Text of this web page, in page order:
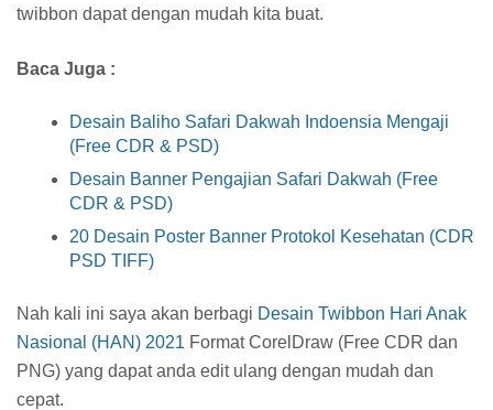
twibbon dapat dengan mudah kita buat.
Baca Juga :
Desain Baliho Safari Dakwah Indoensia Mengaji
(Free CDR & PSD)
Desain Banner Pengajian Safari Dakwah (Free
CDR & PSD)
20 Desain Poster Banner Protokol Kesehatan (CDR
PSD TIFF)
Nah kali ini saya akan berbagi Desain Twibbon Hari Anak
Nasional (HAN) 2021 Format CorelDraw (Free CDR dan
PNG) yang dapat anda edit ulang dengan mudah dan
cepat.